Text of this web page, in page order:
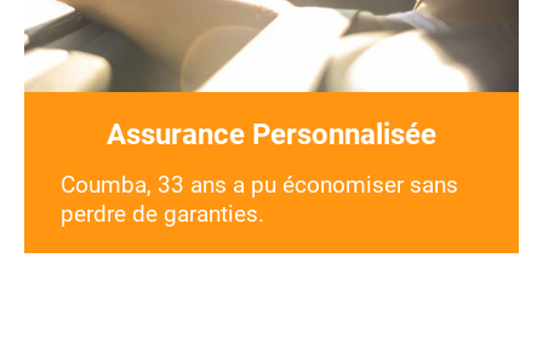
Assurance Personnalisée
Coumba, 33 ans a pu économiser sans
perdre de garanties.